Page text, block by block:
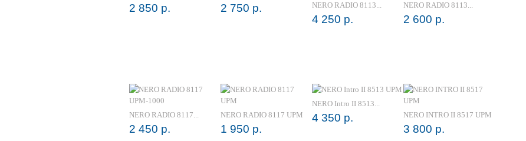
2 850 р. 2 750 р. NERO RADIO 8113...
4 250 р.
NERO RADIO 8113...
2 600 р.
NERO RADIO 8117...
2 450 р.
NERO RADIO 8117 UPM
1 950 р.
NERO Intro II 8513...
4 350 р. NERO INTRO II 8517 UPM
3 800 р.